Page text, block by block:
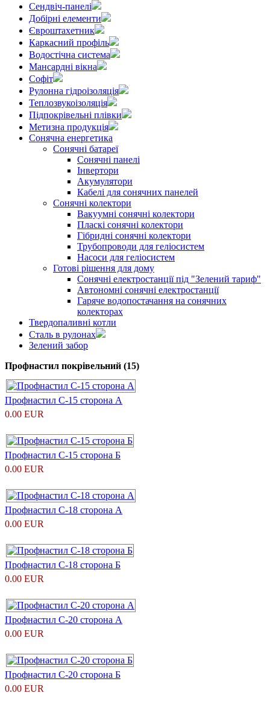
Сендвіч-панелі
Добірні елементи
Євроштахетник
Каркасний профіль
Водостічна система
Мансардні вікна
Софіт
Рулонна гідроізоляція
Теплозвукоізоляція
Підпокрівельні плівки
Метизна продукція
Сонячна енергетика
Сонячні батареї
Сонячні панелі
Інвертори
Акумулятори
Кабелі для сонячних панелей
Сонячні колектори
Вакуумні сонячні колектори
Пласкі сонячні колектори
Гібридні сонячні колектори
Трубопроводи для геліосистем
Насоси для геліосистем
Готові рішення для дому
Сонячні електростанції під "Зелений тариф"
Автономні сонячні електростанції
Гаряче водопостачання на сонячних
колекторах
Твердопаливні котли
Сталь в рулонах
Зелений забор
Профнастил покрівельний (15)
Профнастил С-15 сторона А
0.00 EUR
Профнастил С-15 сторона Б
0.00 EUR
Профнастил С-18 сторона А
0.00 EUR
Профнастил С-18 сторона Б
0.00 EUR
Профнастил С-20 сторона А
0.00 EUR
Профнастил С-20 сторона Б
0.00 EUR